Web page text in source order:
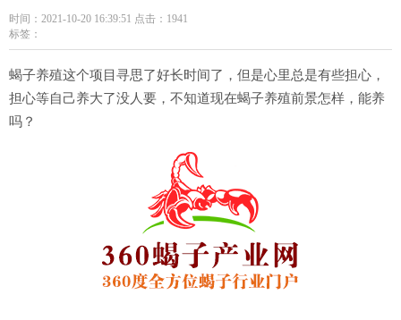
时间：2021-10-20 16:39:51 点击：1941
标签：
蝎子养殖这个项目寻思了好长时间了，但是心里总是有些担心，
担心等自己养大了没人要，不知道现在蝎子养殖前景怎样，能养
吗？